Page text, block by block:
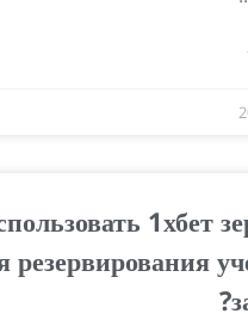
1хбет
резервирования